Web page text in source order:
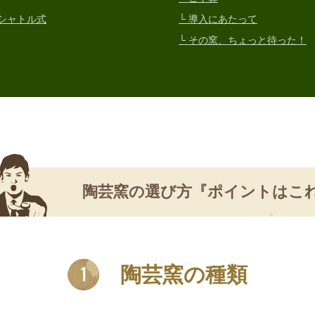
ャトル式
└ 導入にあたって
└ その窯、ちょっと待った！
陶芸窯の選び方『ポイントはこ
陶芸窯の種類